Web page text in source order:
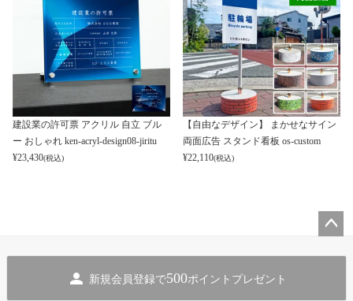
建設業の許可票 アクリル 自立 ブル
ー おしゃれ ken-acryl-design08-jiritu
¥23,430(税込)
【自由なデザイン】 まかせなサイン
両面広告 スタンド看板 os-custom
¥22,110(税込)
新規会員登録で500ポイントプレゼント